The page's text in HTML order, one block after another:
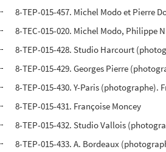
8-TEP-015-457. Michel Modo et Pierre
8-TEC-015-020. Michel Modo, Philippe
8-TEP-015-428. Studio Harcourt
8-TEP-015-429. Georges Pierre
8-TEP-015-430. Y-Paris (photographe).
8-TEP-015-431. Françoise Moncey
8-TEP-015-432. Studio Vallois
8-TEP-015-433. A. Bordeaux